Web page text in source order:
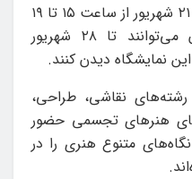
مراسم افتتاح این نمایشگاه روز ۲۱ شهریور از ساعت ۱۵ تا ۱۹
برگزار می شود و علاقه‌مندان می‌توانند تا ۲۸ شهریور
رشته‌های نقاشی، طراحی،
هنرهای تجسمی حضور
متنوع هنری را در